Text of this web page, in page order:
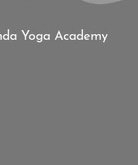
Yoga Academy